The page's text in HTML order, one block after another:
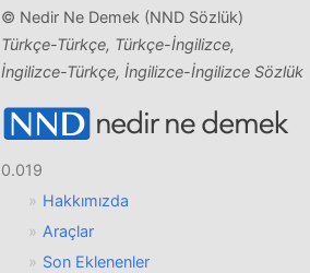
© Nedir Ne Demek (NND Sözlük)
Türkçe-Türkçe, Türkçe-İngilizce,
İngilizce-Türkçe, İngilizce-İngilizce Sözlük
0.019
Hakkımızda
Araçlar
Son Eklenenler